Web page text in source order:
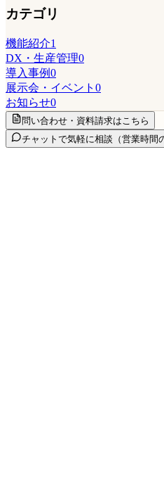
カテゴリ
機能紹介1
DX・生産管理0
導入事例0
展示会・イベント 0
お知らせ0
問い合わせ・資料請求はこちら
チャットで気軽に相談 （営業時間